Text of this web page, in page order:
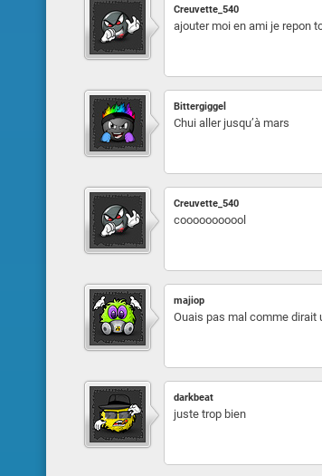
Creuvette_540
ajouter moi en ami je repon
Bittergiggel
Chui aller jusqu’à mars
Creuvette_540
cooooooooool
majiop
Ouais pas mal comme dirait
darkbeat
juste trop bien